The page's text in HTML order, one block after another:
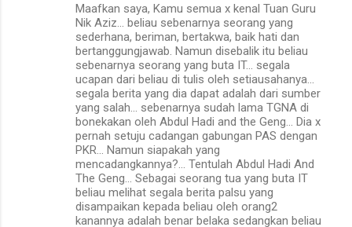
Maafkan saya, Kamu semua x kenal Tuan Guru
Nik Aziz... beliau sebenarnya seorang yang
sederhana, beriman, bertakwa, baik hati dan
bertanggungjawab. Namun disebalik itu beliau
sebenarnya seorang yang buta IT... segala
ucapan dari beliau di tulis oleh setiausahanya...
segala berita yang dia dapat adalah dari sumber
yang salah... sebenarnya sudah lama TGNA di
bonekakan oleh Abdul Hadi and the Geng... Dia x
pernah setuju cadangan gabungan PAS dengan
PKR... Namun siapakah yang
mencadangkannya?... Tentulah Abdul Hadi And
The Geng... Sebagai seorang tua yang buta IT
beliau melihat segala berita palsu yang
disampaikan kepada beliau oleh orang2
kanannya adalah benar belaka sedangkan beliau